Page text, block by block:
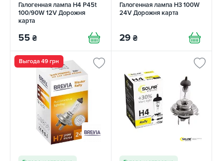
Галогенная лампа H4 P45t
100/90W 12V Дорожня
карта
55 ₴
Галогенная лампа H3 100W
24V Дорожня карта
29 ₴
Выгода 49 грн